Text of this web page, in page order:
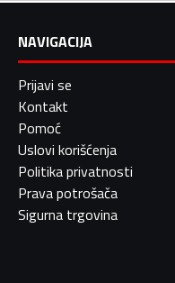
NAVIGACIJA
Prijavi se
Kontakt
Pomoć
Uslovi korišćenja
Politika privatnosti
Prava potrošača
Sigurna trgovina